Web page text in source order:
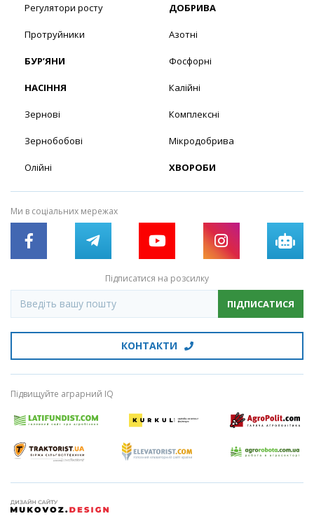
Регулятори росту
Протруйники
БУР’ЯНИ
НАСІННЯ
Зернові
Зернобобові
Олійні
ДОБРИВА
Азотні
Фосфорні
Калійні
Комплексні
Мікродобрива
ХВОРОБИ
Ми в соціальних мережах
Підписатися на розсилку
ПІДПИСАТИСЯ
КОНТАКТИ
Підвищуйте аграрний IQ